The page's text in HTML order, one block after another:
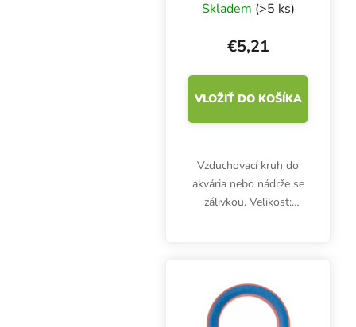
mm
Skladem (>5 ks)
€5,21
VLOŽIŤ DO KOŠÍKA
Vzduchovací kruh do
akvária nebo nádrže se
zálivkou. Velikost: